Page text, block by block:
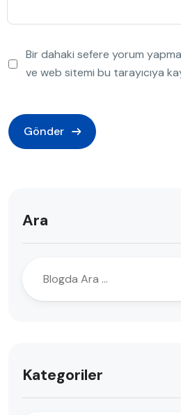
Bir dahaki sefere yorum
ve web sitemi bu tarayıcıya
Ara
Kategoriler